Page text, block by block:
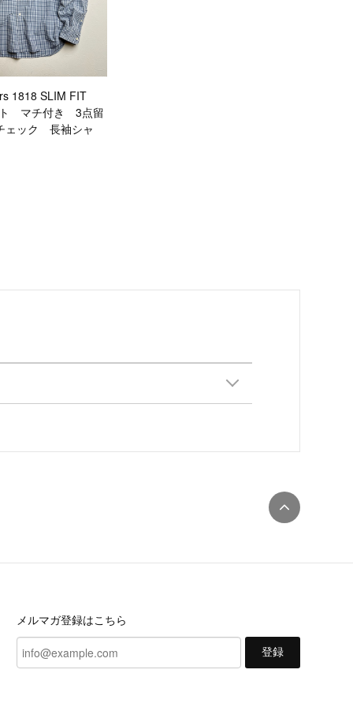
1818 SLIM FIT
マチ付き 3点留
ェック 長袖シャ
メルマガ登録はこちら
登録